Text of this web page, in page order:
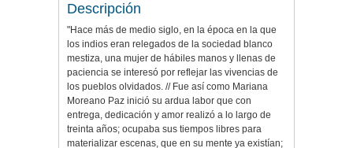
Descripción
"Hace más de medio siglo, en la época en la que
los indios eran relegados de la sociedad blanco
mestiza, una mujer de hábiles manos y llenas de
paciencia se interesó por reflejar las vivencias de
los pueblos olvidados. // Fue así como Mariana
Moreano Paz inició su ardua labor que con
entrega, dedicación y amor realizó a lo largo de
treinta años; ocupaba sus tiempos libres para
materializar escenas, que en su mente ya existían;